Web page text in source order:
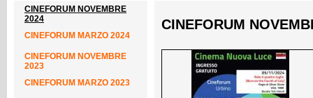
CINEFORUM NOVEMBRE
2024
CINEFORUM MARZO 2024
CINEFORUM NOVEMBRE
2023
CINEFORUM MARZO 2023
CINEFORUM